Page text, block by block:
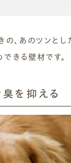
の、あのツンと
きる壁材です。
を抑える